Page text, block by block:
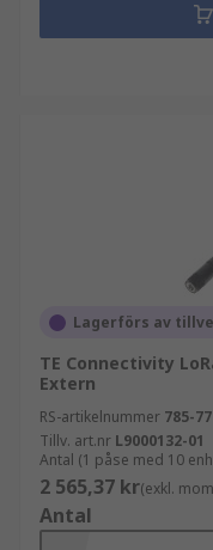
Lagerförs av
TE Connectivity
Extern
RS-artikelnummer 785-
Tillv. art.nr L9000132-01
Antal (1 påse med 10
2 565,37 kr(exkl.
Antal